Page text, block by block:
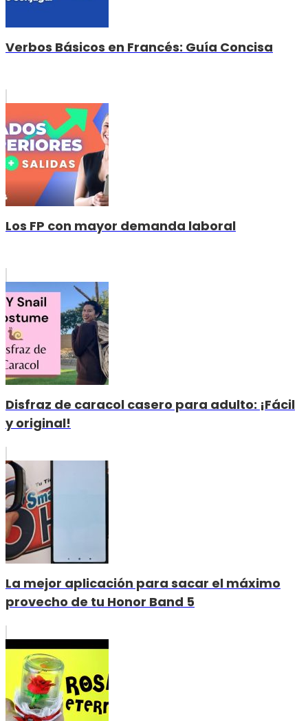
Verbos Básicos en Francés: Guía Concisa
Los FP con mayor demanda laboral
Disfraz de caracol casero para adulto: ¡Fácil
y original!
La mejor aplicación para sacar el máximo
provecho de tu Honor Band 5